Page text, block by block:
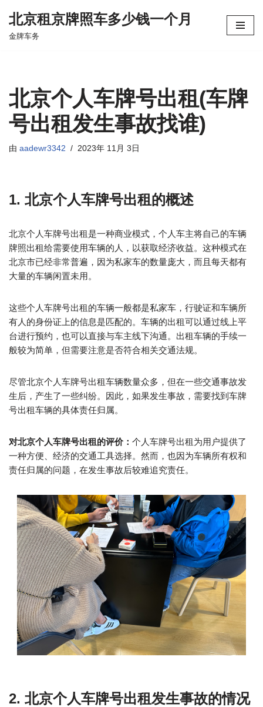
跳
北京租京牌照车多少钱一个月
金牌车务
北京个人车牌号出租(车牌
号出租发生事故找谁)
由 aadewr3342 2023年 11月 3日
1. 北京个人车牌号出租的概述
北京个人车牌号出租是一种商业模式，个人车主将自己的车辆
牌照出租给需要使用车辆的人，以获取经济收益。这种模式在
北京市已经非常普遍，因为私家车的数量庞大，而且每天都有
大量的车辆闲置未用。
这些个人车牌号出租的车辆一般都是私家车，行驶证和车辆所
有人的身份证上的信息是匹配的。车辆的出租可以通过线上平
台进行预约，也可以直接与车主线下沟通。出租车辆的手续一
般较为简单，但需要注意是否符合相关交通法规。
尽管北京个人车牌号出租车辆数量众多，但在一些交通事故发
生后，产生了一些纠纷。因此，如果发生事故，需要找到车牌
号出租车辆的具体责任归属。
对北京个人车牌号出租的评价： 个人车牌号出租为用户提供了
一种方便、经济的交通工具选择。然而，也因为车辆所有权和
责任归属的问题，在发生事故后较难追究责任。
2. 北京个人车牌号出租发生事故的情况